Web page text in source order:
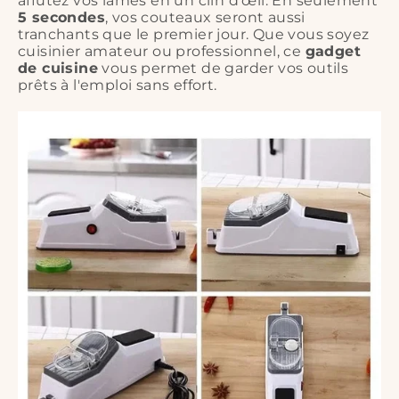
5 secondes, vos couteaux seront aussi
tranchants que le premier jour. Que vous soyez
cuisinier amateur ou professionnel, ce gadget
de cuisine vous permet de garder vos outils
prêts à l'emploi sans effort.